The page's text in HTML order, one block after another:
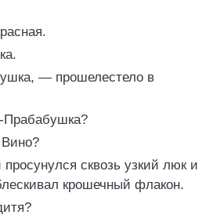
— прошелестело в
сквозь узкий люк и
крошечный флакон.